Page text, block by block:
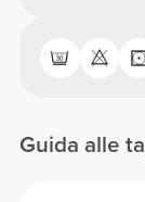
Guida alle